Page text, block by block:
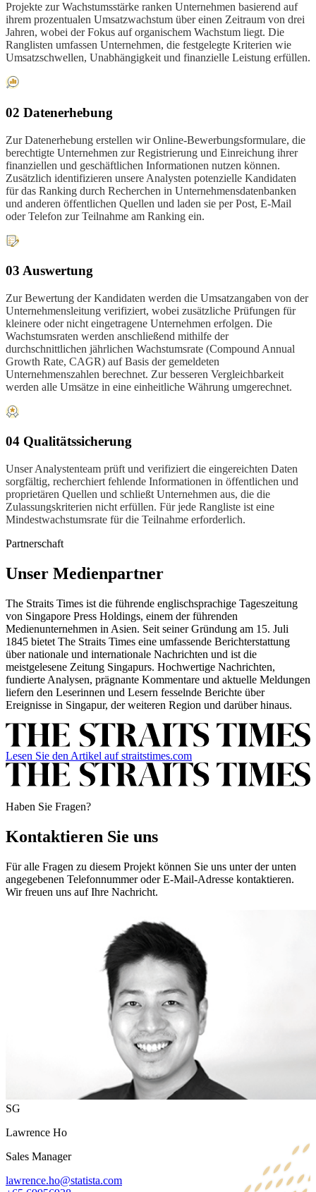
Projekte zur Wachstumsstärke ranken Unternehmen basierend auf
ihrem prozentualen Umsatzwachstum über einen Zeitraum von drei
Jahren, wobei der Fokus auf organischem Wachstum liegt. Die
Ranglisten umfassen Unternehmen, die festgelegte Kriterien wie
Umsatzschwellen, Unabhängigkeit und finanzielle Leistung erfüllen.
02 Datenerhebung
Zur Datenerhebung erstellen wir Online-Bewerbungsformulare, die
berechtigte Unternehmen zur Registrierung und Einreichung ihrer
finanziellen und geschäftlichen Informationen nutzen können.
Zusätzlich identifizieren unsere Analysten potenzielle Kandidaten
für das Ranking durch Recherchen in Unternehmensdatenbanken
und anderen öffentlichen Quellen und laden sie per Post, E-Mail
oder Telefon zur Teilnahme am Ranking ein.
03 Auswertung
Zur Bewertung der Kandidaten werden die Umsatzangaben von der
Unternehmensleitung verifiziert, wobei zusätzliche Prüfungen für
kleinere oder nicht eingetragene Unternehmen erfolgen. Die
Wachstumsraten werden anschließend mithilfe der
durchschnittlichen jährlichen Wachstumsrate (Compound Annual
Growth Rate, CAGR) auf Basis der gemeldeten
Unternehmenszahlen berechnet. Zur besseren Vergleichbarkeit
werden alle Umsätze in eine einheitliche Währung umgerechnet.
04 Qualitätssicherung
Unser Analystenteam prüft und verifiziert die eingereichten Daten
sorgfältig, recherchiert fehlende Informationen in öffentlichen und
proprietären Quellen und schließt Unternehmen aus, die die
Zulassungskriterien nicht erfüllen. Für jede Rangliste ist eine
Mindestwachstumsrate für die Teilnahme erforderlich.
Partnerschaft
Unser Medienpartner
The Straits Times ist die führende englischsprachige Tageszeitung
von Singapore Press Holdings, einem der führenden
Medienunternehmen in Asien. Seit seiner Gründung am 15. Juli
1845 bietet The Straits Times eine umfassende Berichterstattung
über nationale und internationale Nachrichten und ist die
meistgelesene Zeitung Singapurs. Hochwertige Nachrichten,
fundierte Analysen, prägnante Kommentare und aktuelle Meldungen
liefern den Leserinnen und Lesern fesselnde Berichte über
Ereignisse in Singapur, der weiteren Region und darüber hinaus.
Lesen Sie den Artikel auf straitstimes.com
Haben Sie Fragen?
Kontaktieren Sie uns
Für alle Fragen zu diesem Projekt können Sie uns unter der unten
angegebenen Telefonnummer oder E-Mail-Adresse kontaktieren.
Wir freuen uns auf Ihre Nachricht.
SG
Lawrence Ho
Sales Manager
lawrence.ho@statista.com